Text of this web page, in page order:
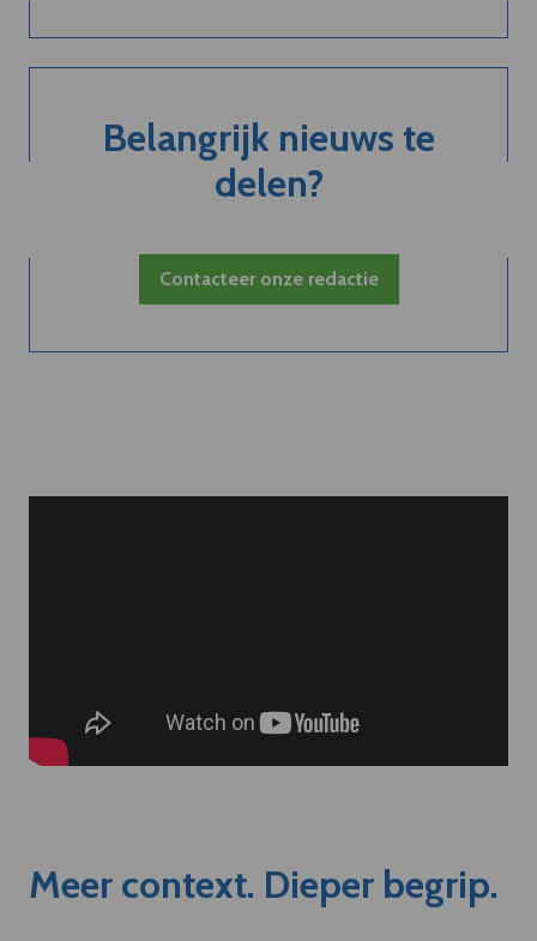
Belangrijk nieuws te
delen?
Contacteer onze redactie
Meer context. Dieper begrip.